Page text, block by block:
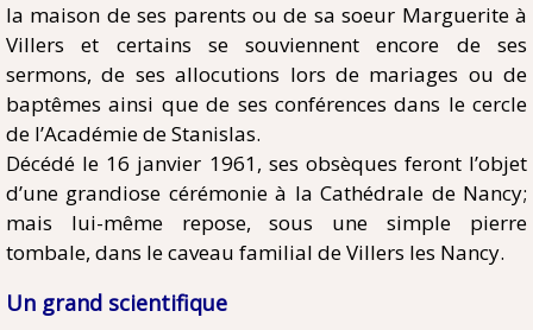
la maison de ses parents ou de sa soeur Marguerite à
Villers et certains se souviennent encore de ses
sermons, de ses allocutions lors de mariages ou de
baptêmes ainsi que de ses conférences dans le cercle
de l’Académie de Stanislas.
Décédé le 16 janvier 1961, ses obsèques feront l’objet
d’une grandiose cérémonie à la Cathédrale de Nancy;
mais lui-même repose, sous une simple pierre
tombale, dans le caveau familial de Villers les Nancy.
Un grand scientifique